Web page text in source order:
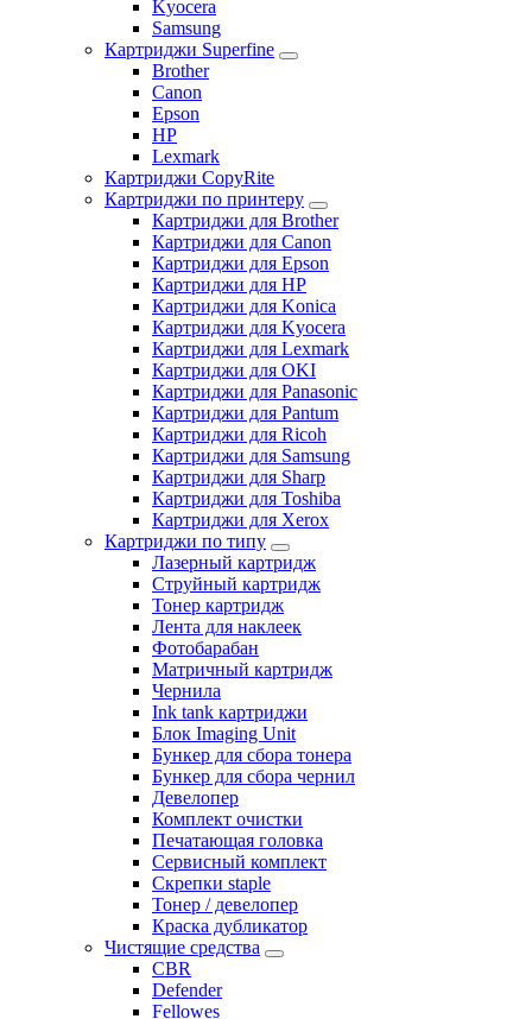
Kyocera
Samsung
Картриджи Superfine
Brother
Canon
Epson
HP
Lexmark
Картриджи CopyRite
Картриджи по принтеру
Картриджи для Brother
Картриджи для Canon
Картриджи для Epson
Картриджи для HP
Картриджи для Konica
Картриджи для Kyocera
Картриджи для Lexmark
Картриджи для OKI
Картриджи для Panasonic
Картриджи для Pantum
Картриджи для Ricoh
Картриджи для Samsung
Картриджи для Sharp
Картриджи для Toshiba
Картриджи для Xerox
Картриджи по типу
Лазерный картридж
Струйный картридж
Тонер картридж
Лента для наклеек
Фотобарабан
Матричный картридж
Чернила
Ink tank картриджи
Блок Imaging Unit
Бункер для сбора тонера
Бункер для сбора чернил
Девелопер
Комплект очистки
Печатающая головка
Сервисный комплект
Скрепки staple
Тонер / девелопер
Краска дубликатор
Чистящие средства
CBR
Defender
Fellowes